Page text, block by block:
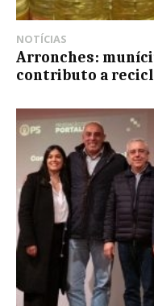
NOTÍCIAS
Arronches:
contributo a